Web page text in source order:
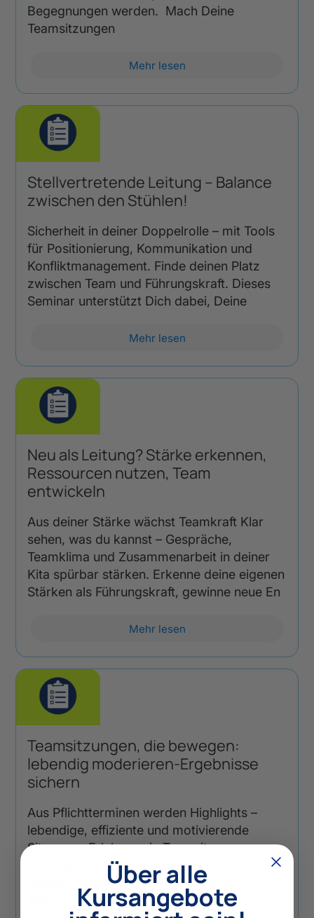
Begegnungen werden. Mach Deine
Teamsitzungen
Mehr lesen
Stellvertretende Leitung – Balance
zwischen den Stühlen!
Sicherheit in deiner Doppelrolle – mit Tools
für Positionierung, Kommunikation und
Konfliktmanagement. Finde deinen Platz
zwischen Team und Führungskraft. Dieses
Seminar unterstützt Dich dabei, Deine
Mehr lesen
Neu als Leitung? Stärke erkennen,
Ressourcen nutzen, Team
entwickeln
Aus deiner Stärke wächst Teamkraft Klar
sehen, was du kannst – Gespräche,
Teamklima und Zusammenarbeit in deiner
Kita spürbar stärken. Erkenne deine eigenen
Stärken als Führungskraft, gewinne neue En
Mehr lesen
Teamsitzungen, die bewegen:
lebendig moderieren-Ergebnisse
sichern
Aus Pflichtterminen werden Highlights –
lebendige, effiziente und motivierende
Sitzungen Erleben, wie Teamsitzungen von
Pflichtterminen zu inspirierenden
Begegnungen werden. Mach Deine
Teamsitzungen
Über alle
Kursangebote